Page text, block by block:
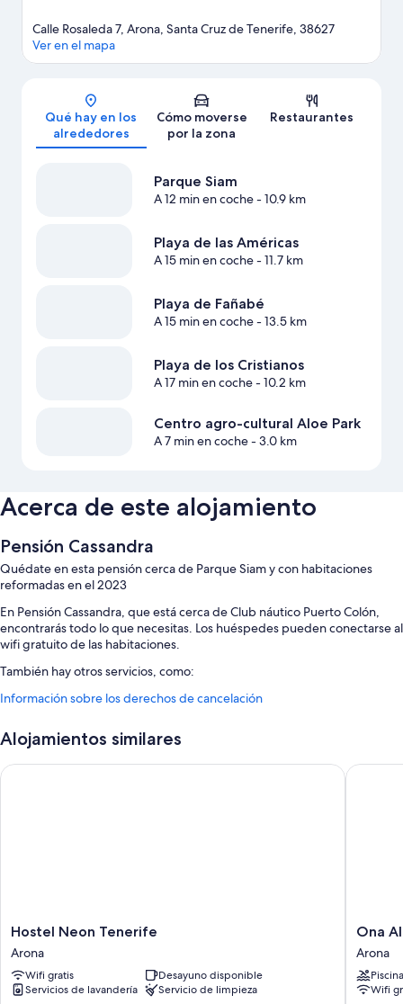
Mapa
Calle Rosaleda 7, Arona, Santa Cruz de Tenerife, 38627
Ver en el mapa
Qué hay en los
alrededores
Cómo moverse
por la zona
Restaurantes
Parque Siam
A 12 min en coche- 10.9 km
Playa de las Américas
A 15 min en coche- 11.7 km
Playa de Fañabé
A 15 min en coche- 13.5 km
Playa de los Cristianos
A 17 min en coche- 10.2 km
Centro agro-cultural Aloe Park
A 7 min en coche- 3.0 km
Acerca de este alojamiento
Pensión Cassandra
Quédate en esta pensión cerca de Parque Siam y con habitaciones
reformadas en el 2023
En Pensión Cassandra, que está cerca de Club náutico Puerto Colón,
encontrarás todo lo que necesitas. Los huéspedes pueden conectarse al
wifi gratuito de las habitaciones.
También hay otros servicios, como:
Aparcamiento gratis
Información sobre los derechos de cancelación
Alojamientos similares
Hostel
Neon
Tenerife
Arona
Hostel Neon Tenerife
Arona
Wifi gratis
Desayuno disponible
Servicios de lavandería
Servicio de limpieza
Hostel Neon Tenerife
Ona
Arona
Ona
Arona
Piscina
Wifi
Ona